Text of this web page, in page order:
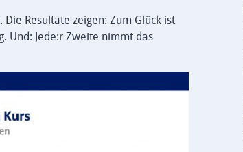
Resultate zeigen: Zum Glück ist
Und: Jede:r Zweite nimmt das